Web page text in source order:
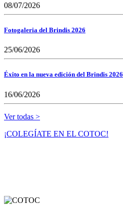
08/07/2026
Fotogaleria del Brindis 2026
25/06/2026
Éxito en la nueva edición del Brindis 2026
16/06/2026
Ver todas >
¡COLEGÍATE EN EL COTOC!